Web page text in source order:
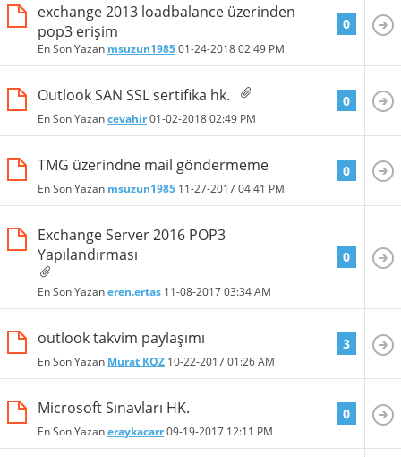
exchange 2013 loadbalance üzerinden
pop3 erişim
En Son Yazan msuzun198501-24-201802:49 PM
0
Outlook SAN SSL sertifika hk.
En Son Yazancevahir01-02-201802:49 PM
0
TMG üzerindne mail göndermeme
En Son Yazan msuzun1985 11-27-201704:41 PM
0
Exchange Server 2016 POP3
Yapılandırması
En Son Yazaneren.ertas 11-08-201703:34 AM
0
outlook takvim paylaşımı
En Son Yazan Murat KOZ 10-22-201701:26 AM
3
Microsoft Sınavları HK.
En Son Yazaneraykacarr09-19-2017 12:11 PM
0